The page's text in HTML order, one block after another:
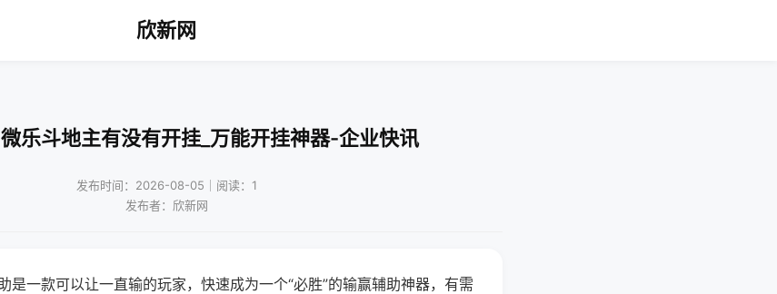
欣新网
乐斗地主有没有开挂_万能开挂神器-企业快讯
发布时间：2026-08-05｜阅读：1
发布者：欣新网
是一款可以让一直输的玩家，快速成为一个“必胜”的输赢辅助神器，有需